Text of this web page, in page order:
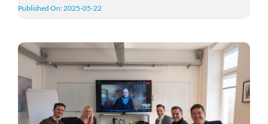
Published On: 2025-05-22